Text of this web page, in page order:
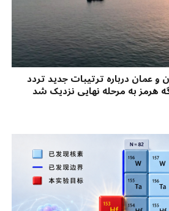
و عمان درباره ترتیبات جدید تردد
هرمز به مرحله نهایی نزدیک شد